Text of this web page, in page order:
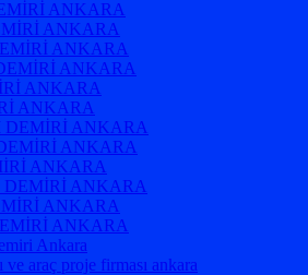
ANKARA
ANKARA
ANKARA
ANKARA
ANKARA
ANKARA
ANKARA
ANKARA
ANKARA
ANKARA
ANKARA
ANKARA
Ankara
ve araç proje firması ankara